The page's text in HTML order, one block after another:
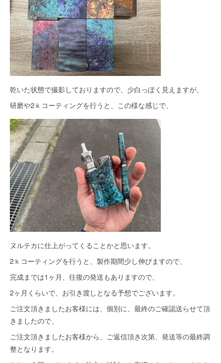
乾いた状態で撮影しておりますので、少白っぽく見えますが、
研磨や2ｋコーティングを行うと、この様な感じで、
ヌルテカに仕上がってくることかと思います。
2ｋコーティングを行うと、製作期間少し伸びますので、
完成までは1ヶ月、往復の発送もありますので、
2ヶ月くらいで、お引き渡しとなる予想でございます。
ご注文頂きましたお客様には、個別に、最終のご確認送らせて頂
きましたので、
ご注文頂きましたお客様から、ご返信頂き次第、発送等の最終調
整となります。